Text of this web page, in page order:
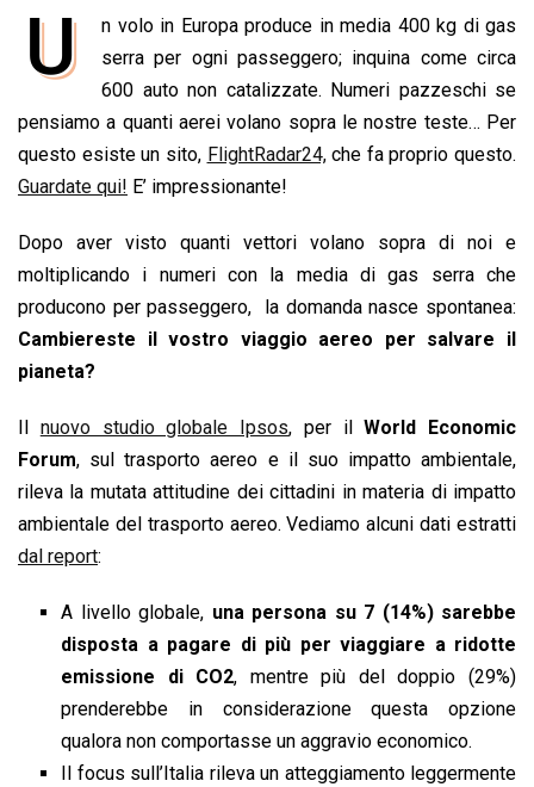
e
o
o
k
a
t
s
A
p
p
n
k
e
d
I
n
r
e
a
d
s
a
i
l
p
y
L
i
n
i
n
t
U
n volo in Europa produce in media 400 kg di gas
serra per ogni passeggero; inquina come circa
600 auto non catalizzate. Numeri pazzeschi se
pensiamo a quanti aerei volano sopra le nostre teste… Per
questo esiste un sito, FlightRadar24,che fa proprio questo.
Guardate qui! E’ impressionante!
Dopo aver visto quanti vettori volano sopra di noi e
moltiplicando i numeri con la media di gas serra che
producono per passeggero, la domanda nasce spontanea:
Cambiereste il vostro viaggio aereo per salvare il
pianeta?
Il nuovo studio globale Ipsos, per ilWorld Economic
Forum, sul trasporto aereo e il suo impatto ambientale,
rileva la mutata attitudine dei cittadini in materia di impatto
ambientale del trasporto aereo. Vediamo alcuni dati estratti
dal report:
A livello globale, una persona su 7 (14%) sarebbe
disposta a pagare di più per viaggiare a ridotte
emissione di CO2, mentre più del doppio (29%)
prenderebbe in considerazione questa opzione
qualora non comportasse un aggravio economico.
Il focus sull’Italia rileva un atteggiamento leggermente